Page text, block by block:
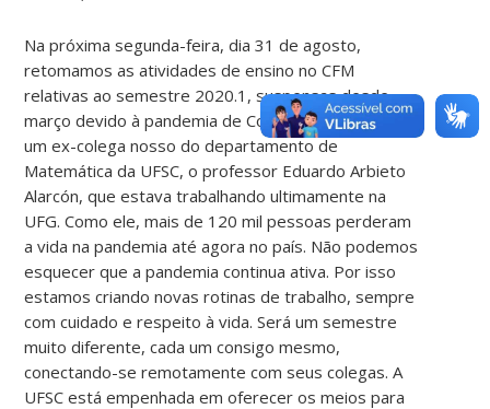
Na próxima segunda-feira, dia 31 de agosto,
retomamos as atividades de ensino no CFM
relativas ao semestre 2020.1, suspensas desde
março devido à pandemia de Covid-19. Perdemos
um ex-colega nosso do departamento de
Matemática da UFSC, o professor Eduardo Arbieto
Alarcón, que estava trabalhando ultimamente na
UFG. Como ele, mais de 120 mil pessoas perderam
a vida na pandemia até agora no país. Não podemos
esquecer que a pandemia continua ativa. Por isso
estamos criando novas rotinas de trabalho, sempre
com cuidado e respeito à vida. Será um semestre
muito diferente, cada um consigo mesmo,
conectando-se remotamente com seus colegas. A
UFSC está empenhada em oferecer os meios para